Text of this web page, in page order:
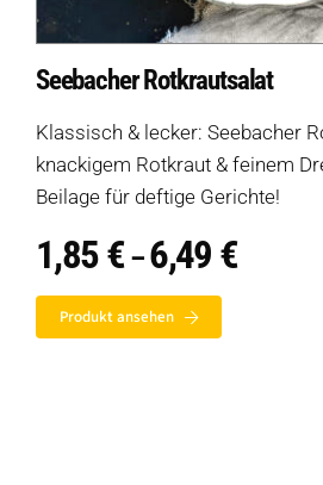
Seebacher Rotkrautsalat
Klassisch & lecker: Seebacher
knackigem Rotkraut & feinem
Beilage für deftige Gerichte!
1,85€ –6,49 €1,85 €
Produkt ansehen
Auf dieser Seite